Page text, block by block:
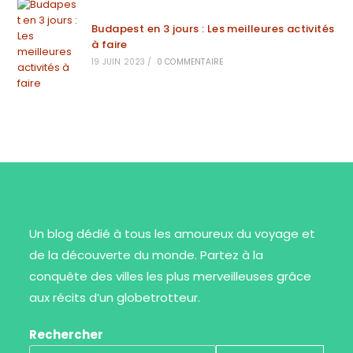
Budapest en 3 jours : Les meilleures activités
à faire
19 JUIN 2023 / 0 COMMENTAIRE
Un blog dédié à tous les amoureux du voyage et
de la découverte du monde. Partez à la
conquête des villes les plus merveilleuses grâce
aux récits d’un globetrotteur.
Rechercher